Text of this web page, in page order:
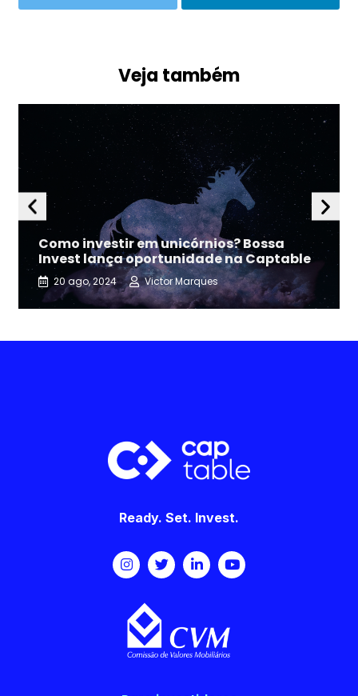
Veja também
Como investir em unicórnios? Bossa
Invest lança oportunidade na Captable
20 ago, 2024 Victor Marques
Ready. Set. Invest.